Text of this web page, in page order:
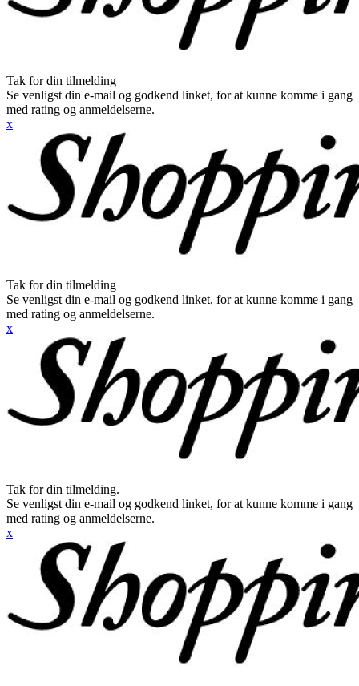
Tak for din tilmelding
Se venligst din e-mail og godkend linket, for at kunne komme i gang
med rating og anmeldelserne.
x
Tak for din tilmelding
Se venligst din e-mail og godkend linket, for at kunne komme i gang
med rating og anmeldelserne.
x
Tak for din tilmelding.
Se venligst din e-mail og godkend linket, for at kunne komme i gang
med rating og anmeldelserne.
x